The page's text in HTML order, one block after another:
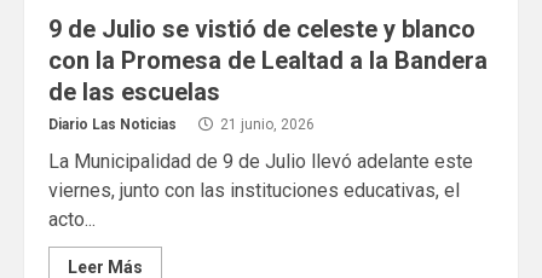
9 de Julio se vistió de celeste y blanco
con la Promesa de Lealtad a la Bandera
de las escuelas
Diario Las Noticias 21 junio, 2026
La Municipalidad de 9 de Julio llevó adelante este
viernes, junto con las instituciones educativas, el
acto...
Leer Más